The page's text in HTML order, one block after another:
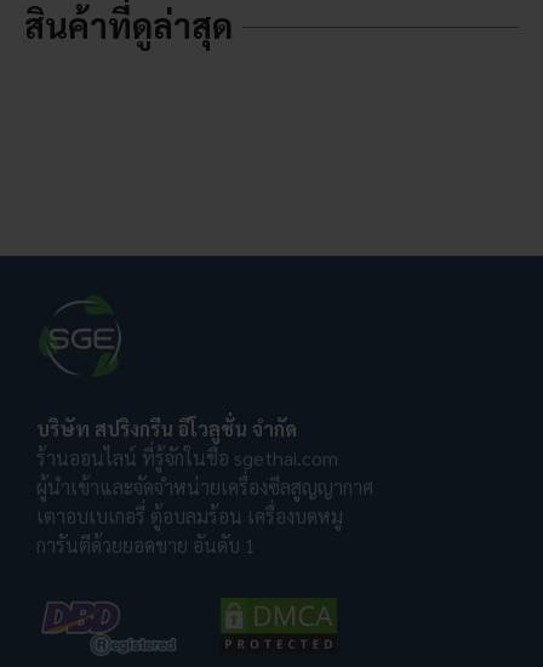
สินค้าที่ดูล่าสุด
บริษัท สปริงกรีน อีโวลูชั่น จำกัด
ร้านออนไลน์ ที่รู้จักในชื่อ sgethai.com
ผู้นำเข้าและจัดจำหน่ายเครื่องซีลสูญญากาศ
เตาอบเบเกอรี่ ตู้อบลมร้อน เครื่องบดหมู
การันตีด้วยยอดขาย อันดับ 1